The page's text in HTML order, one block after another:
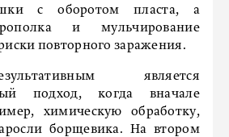
с оборотом пласта, а
и мульчирование
повторного заражения.
является
подход, когда вначале
химическую обработку,
борщевика. На втором